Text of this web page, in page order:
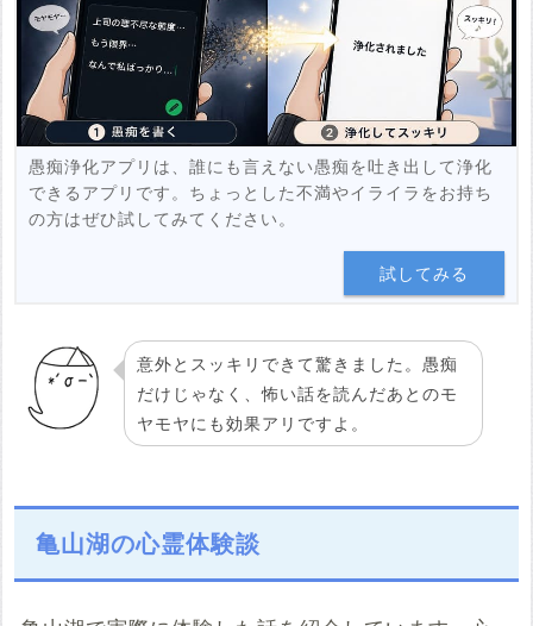
投稿する
愚痴浄化アプリは、誰にも言えない愚痴を吐き出して浄化
できるアプリです。ちょっとした不満やイライラをお持ち
の方はぜひ試してみてください。
試してみる
意外とスッキリできて驚きました。愚痴
だけじゃなく、怖い話を読んだあとのモ
ヤモヤにも効果アリですよ。
亀山湖の心霊体験談